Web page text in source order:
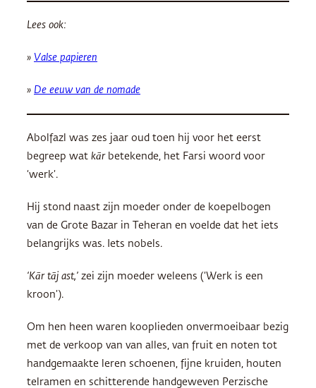
Lees ook:
» Valse papieren
» De eeuw van de nomade
Abolfazl was zes jaar oud toen hij voor het eerst
begreep wat kār betekende, het Farsi woord voor
‘werk’.
Hij stond naast zijn moeder onder de koepelbogen
van de Grote Bazar in Teheran en voelde dat het iets
belangrijks was. Iets nobels.
‘Kār tāj ast,’ zei zijn moeder weleens (‘Werk is een
kroon’).
Om hen heen waren kooplieden onvermoeibaar bezig
met de verkoop van van alles, van fruit en noten tot
handgemaakte leren schoenen, fijne kruiden, houten
telramen en schitterende handgeweven Perzische